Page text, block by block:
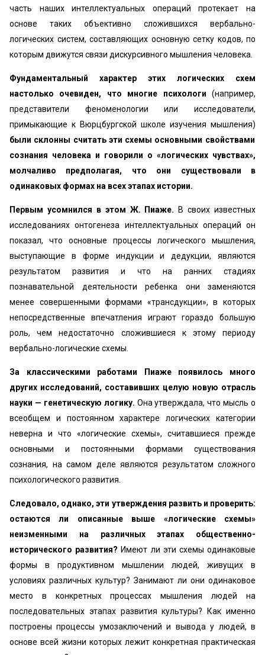
часть наших интеллектуальных операций протекает на
основе таких объективно сложившихся вербально-
логических систем, составляющих основную сетку кодов, по
которым движутся связи дискурсивного мышления человека.
Фундаментальный характер этих логических схем
настолько очевиден, что многие психологи (например,
представители феноменологии или исследователи,
примыкающие к Вюрцбургской школе изучения мышления)
были склонны считать эти схемы основными свойствами
сознания человека и говорили о «логических чувствах»,
молчаливо предполагая, что они существовали в
одинаковых формах на всех этапах истории.
Первым усомнился в этом Ж. Пиаже. В своих известных
исследованиях онтогенеза интеллектуальных операций он
показал, что основные процессы логического мышления,
выступающие в форме индукции и дедукции, являются
результатом развития и что на ранних стадиях
познавательной деятельности ребенка они заменяются
менее совершенными формами «трансдукции», в которых
непосредственные впечатления играют гораздо большую
роль, чем недостаточно сложившиеся к этому периоду
вербально-логические схемы.
За классическими работами Пиаже появилось много
других исследований, составивших целую новую отрасль
науки — генетическую логику. Она утверждала, что мысль о
всеобщем и постоянном характере логических категории
неверна и что «логические схемы», считавшиеся прежде
основными и постоянными формами существования
сознания, на самом деле являются результатом сложного
психологического развития.
Следовало, однако, эти утверждения развить и проверить:
остаются ли описанные выше «логические схемы»
неизменными на различных этапах общественно-
исторического развития? Имеют ли эти схемы одинаковые
формы в продуктивном мышлении людей, живущих в
условиях различных культур? Занимают ли они одинаковое
место в конкретных процессах мышления людей на
последовательных этапах развития культуры? Как именно
построены процессы умозаключений и вывода у людей, в
основе всей жизни которых лежит конкретная практическая